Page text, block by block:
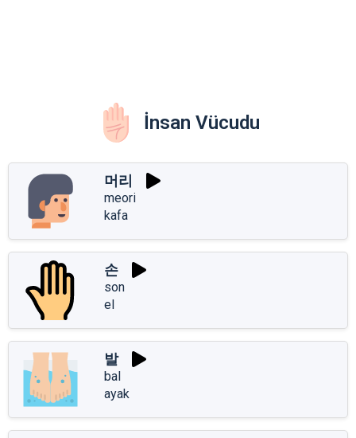
İnsan Vücudu
머리
meori
kafa
손
son
el
발
bal
ayak